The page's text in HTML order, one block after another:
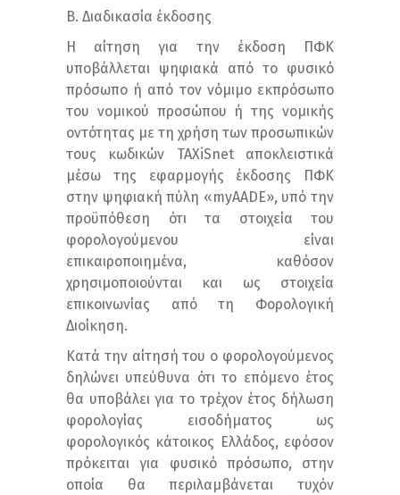
Β. Διαδικασία έκδοσης
Η αίτηση για την έκδοση ΠΦΚ
υποβάλλεται ψηφιακά από το φυσικό
πρόσωπο ή από τον νόμιμο εκπρόσωπο
του νομικού προσώπου ή της νομικής
οντότητας με τη χρήση των προσωπικών
τους κωδικών TAXiSnet αποκλειστικά
μέσω της εφαρμογής έκδοσης ΠΦΚ
στην ψηφιακή πύλη «myAADE», υπό την
προϋπόθεση ότι τα στοιχεία του
φορολογούμενου είναι
επικαιροποιημένα, καθόσον
χρησιμοποιούνται και ως στοιχεία
επικοινωνίας από τη Φορολογική
Διοίκηση.
Κατά την αίτησή του ο φορολογούμενος
δηλώνει υπεύθυνα ότι το επόμενο έτος
θα υποβάλει για το τρέχον έτος δήλωση
φορολογίας εισοδήματος ως
φορολογικός κάτοικος Ελλάδος, εφόσον
πρόκειται για φυσικό πρόσωπο, στην
οποία θα περιλαμβάνεται τυχόν